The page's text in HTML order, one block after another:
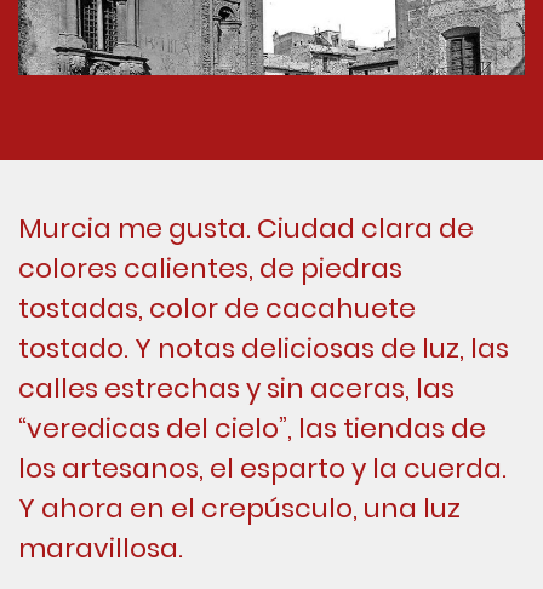
Murcia me gusta. Ciudad clara de
colores calientes, de piedras
tostadas, color de cacahuete
tostado. Y notas deliciosas de luz, las
calles estrechas y sin aceras, las
“veredicas del cielo”, las tiendas de
los artesanos, el esparto y la cuerda.
Y ahora en el crepúsculo, una luz
maravillosa.